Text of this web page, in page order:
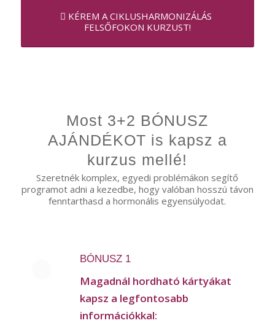
KÉREM A CIKLUSHARMONIZÁLÁS
FELSŐFOKON KURZUST!
Most 3+2 BÓNUSZ
AJÁNDÉKOT is kapsz a
kurzus mellé!
Szeretnék komplex, egyedi problémákon segítő
programot adni a kezedbe, hogy valóban hosszú távon
fenntarthasd a hormonális egyensúlyodat.
BÓNUSZ 1
Magadnál hordható kártyákat
kapsz a legfontosabb
információkkal: